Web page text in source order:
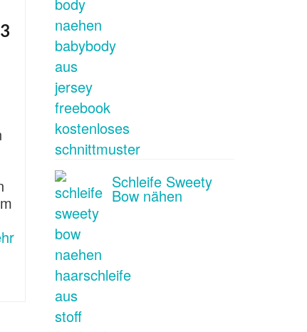
Schleife Sweety
Bow nähen